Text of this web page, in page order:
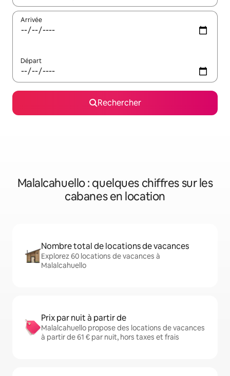
Arrivée
Départ
Rechercher
Malalcahuello : quelques chiffres sur les
cabanes en location
Nombre total de locations de vacances
Explorez 60 locations de vacances à
Malalcahuello
Prix par nuit à partir de
Malalcahuello propose des locations de vacances
à partir de 61 € par nuit, hors taxes et frais